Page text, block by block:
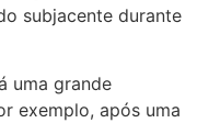
subjacente durante
uma grande
exemplo, após uma